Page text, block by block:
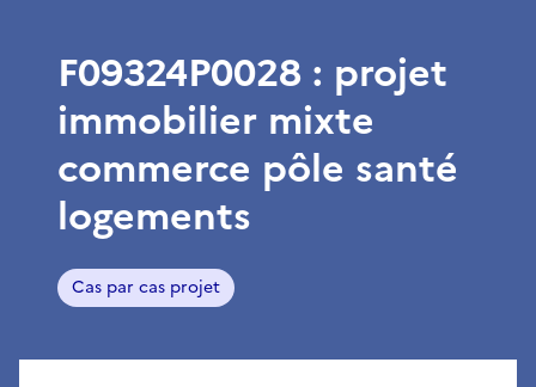
F09324P0028 : projet
immobilier mixte
commerce pôle santé
logements
Cas par cas projet